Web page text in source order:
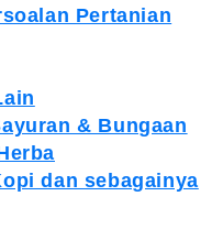
Pertanian
& Bungaan
dan sebagainya